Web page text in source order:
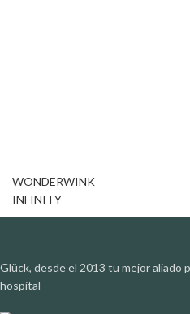
WONDERWINK
INFINITY
Glück, desde el 2013 tu mejor aliado
hospital